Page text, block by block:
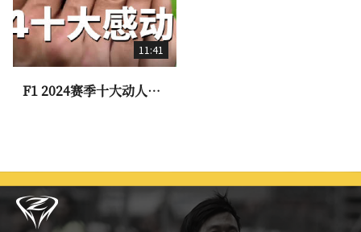
11:41
F1 2024赛季十大动人时